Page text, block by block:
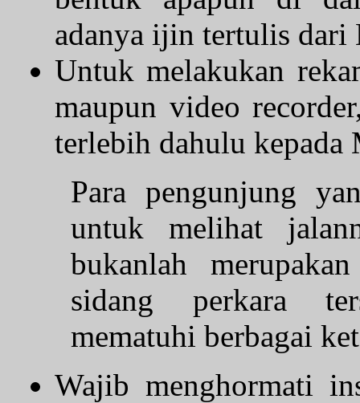
adanya ijin tertulis dari
Untuk melakukan
maupun video
terlebih dahulu
Para pengunjung
untuk melihat
bukanlah
sidang perkara
mematuhi berbagai
Wajib menghormati